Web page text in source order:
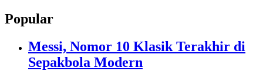
Popular
Messi, Nomor 10 Klasik Terakhir di
Sepakbola Modern